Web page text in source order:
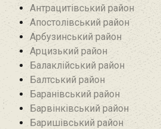
Антрацитівський район‎
Апостолівський район
Арбузинський район‎
Арцизький район‎
Балаклійський район
Балтський район‎
Баранівський район‎
Барвінківський район
Баришівський район